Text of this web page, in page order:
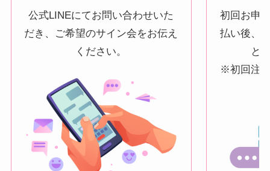
公式LINEにてお問い合わせいた
だき、ご希望のサイン会をお伝え
ください。
初回お申
払い後、
と
※初回注